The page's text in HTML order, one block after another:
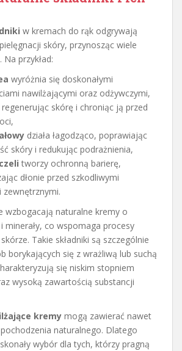
w kremach do rąk odgrywają
skóry, przynosząc wiele
przykład:
wyróżnia się doskonałymi
nawilżającymi oraz odżywczymi,
skórę i chroniąc ją przed
działa łagodząco, poprawiając
skóry i redukując podrażnienia,
tworzy ochronną barierę,
dłonie przed szkodliwymi
zewnętrznymi.
wzbogacają naturalne kremy o
minerały, co wspomaga procesy
Takie składniki są szczególnie
borykających się z wrażliwą lub suchą
się niskim stopniem
wysoką zawartością substancji
kremy mogą zawierać nawet
pochodzenia naturalnego. Dlatego
wybór dla tych, którzy pragną